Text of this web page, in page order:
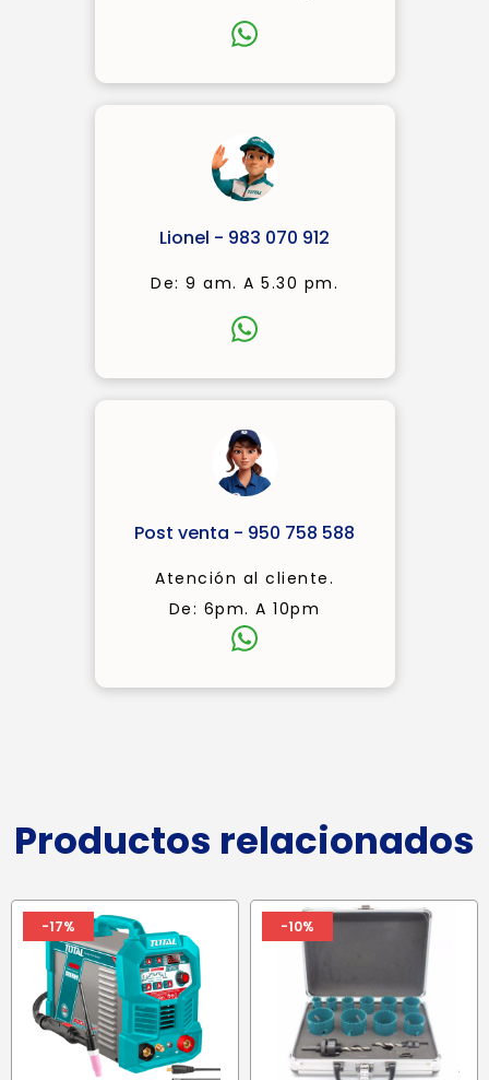
Lionel - 983 070 912
De: 9 am. A 5.30 pm.
Post venta - 950 758 588
Atención al cliente.
De: 6pm. A 10pm
Productos relacionados
-17% -10%